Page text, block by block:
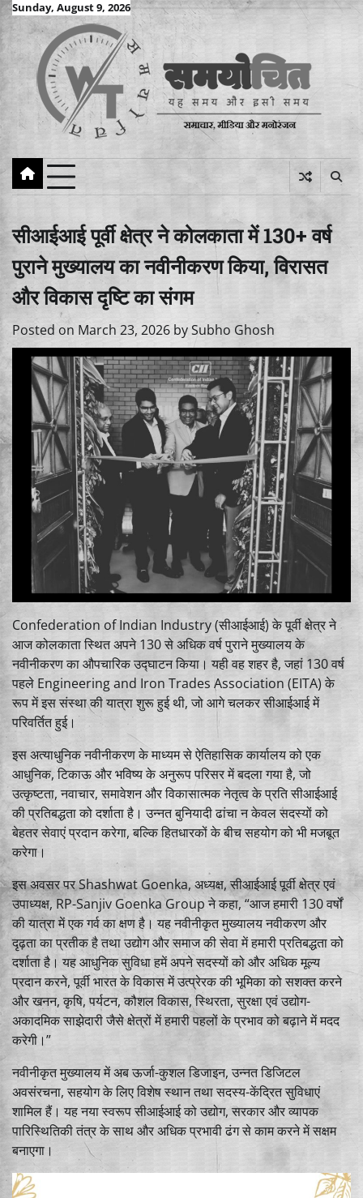
Skip
to
content
Sunday, August 9, 2026
सीआईआई पूर्वी क्षेत्र ने कोलकाता में 130+ वर्ष
पुराने मुख्यालय का नवीनीकरण किया, विरासत
और विकास दृष्टि का संगम
Posted on March 23, 2026 bySubho Ghosh
Confederation of Indian Industry(सीआईआई) के पूर्वी क्षेत्र ने
आज कोलकाता स्थित अपने 130 से अधिक वर्ष पुराने मुख्यालय के
नवीनीकरण का औपचारिक उद्घाटन किया। यही वह शहर है, जहां 130 वर्ष
पहले Engineering and Iron Trades Association (EITA) के
रूप में इस संस्था की यात्रा शुरू हुई थी, जो आगे चलकर सीआईआई में
परिवर्तित हुई।
इस अत्याधुनिक नवीनीकरण के माध्यम से ऐतिहासिक कार्यालय को एक
आधुनिक, टिकाऊ और भविष्य के अनुरूप परिसर में बदला गया है, जो
उत्कृष्टता, नवाचार, समावेशन और विकासात्मक नेतृत्व के प्रति सीआईआई
की प्रतिबद्धता को दर्शाता है। उन्नत बुनियादी ढांचा न केवल सदस्यों को
बेहतर सेवाएं प्रदान करेगा, बल्कि हितधारकों के बीच सहयोग को भी मजबूत
करेगा।
इस अवसर परShashwat Goenka, अध्यक्ष, सीआईआई पूर्वी क्षेत्र एवं
उपाध्यक्ष,RP-Sanjiv Goenka Groupने कहा, “आज हमारी 130 वर्षों
की यात्रा में एक गर्व का क्षण है। यह नवीनीकृत मुख्यालय नवीकरण और
दृढ़ता का प्रतीक है तथा उद्योग और समाज की सेवा में हमारी प्रतिबद्धता को
दर्शाता है। यह आधुनिक सुविधा हमें अपने सदस्यों को और अधिक मूल्य
प्रदान करने, पूर्वी भारत के विकास में उत्प्रेरक की भूमिका को सशक्त करने
और खनन, कृषि, पर्यटन, कौशल विकास, स्थिरता, सुरक्षा एवं उद्योग-
अकादमिक साझेदारी जैसे क्षेत्रों में हमारी पहलों के प्रभाव को बढ़ाने में मदद
करेगी।”
नवीनीकृत मुख्यालय में अब ऊर्जा-कुशल डिजाइन, उन्नत डिजिटल
अवसंरचना, सहयोग के लिए विशेष स्थान तथा सदस्य-केंद्रित सुविधाएं
शामिल हैं। यह नया स्वरूप सीआईआई को उद्योग, सरकार और व्यापक
पारिस्थितिकी तंत्र के साथ और अधिक प्रभावी ढंग से काम करने में सक्षम
बनाएगा।